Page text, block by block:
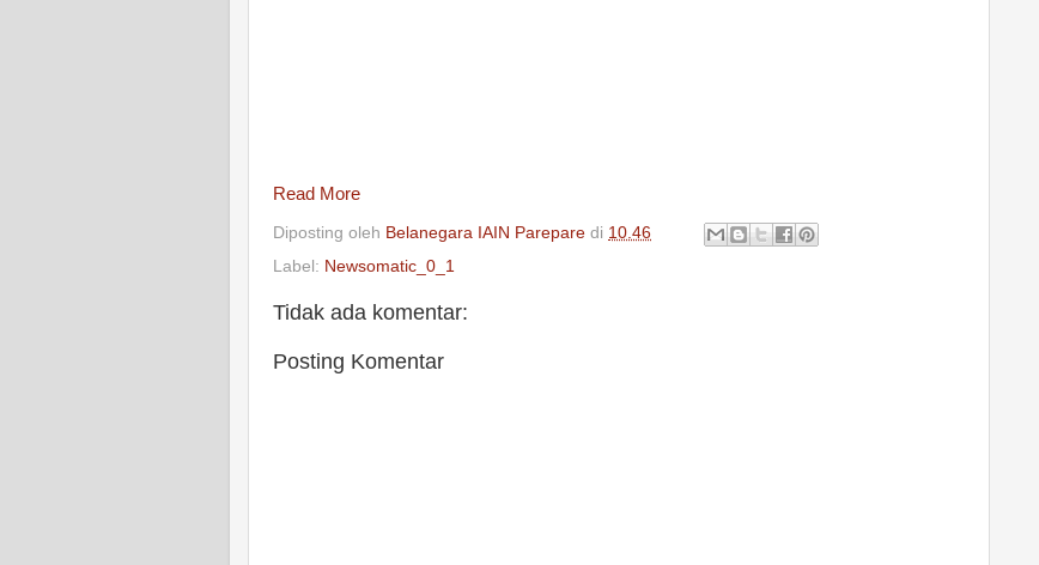
Read More
Diposting oleh Belanegara IAIN Parepare di 10.46
Label: Newsomatic_0_1
Tidak ada komentar:
Posting Komentar